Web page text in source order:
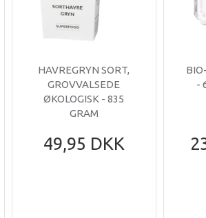
HAVREGRYN SORT,
GROVVALSEDE
ØKOLOGISK - 835
GRAM
49,95 DKK
-